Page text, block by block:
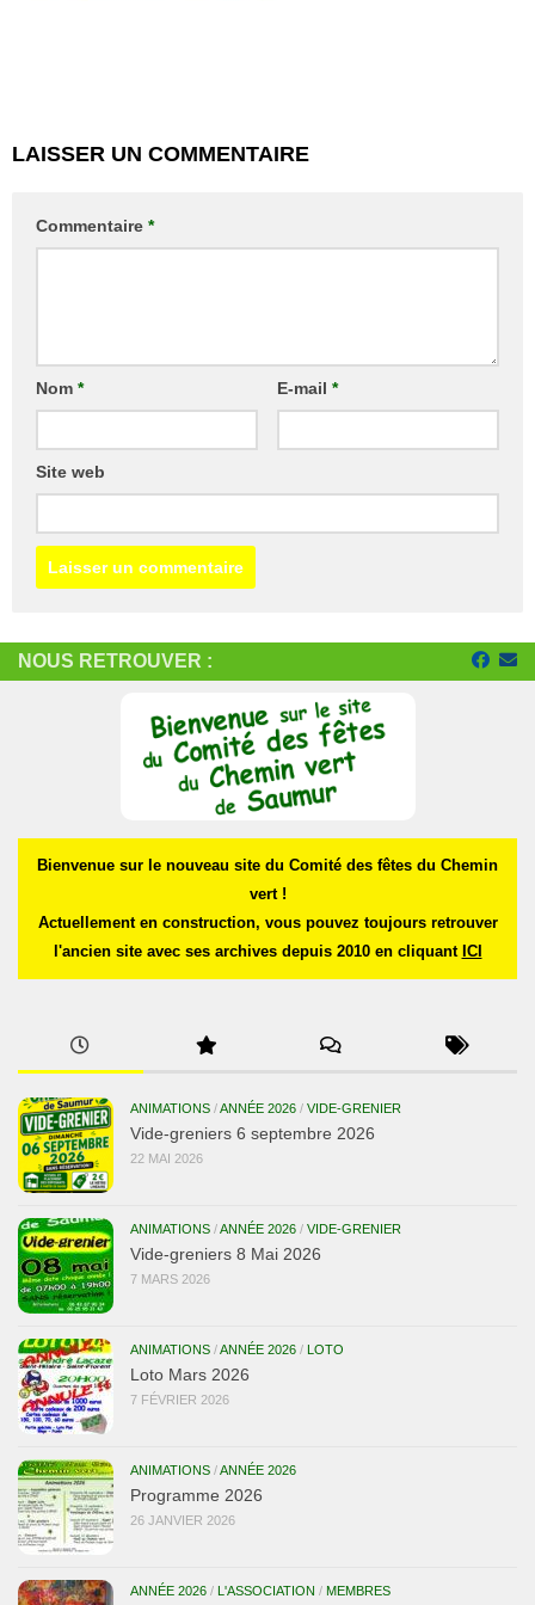
LAISSER UN COMMENTAIRE
Commentaire *
Nom * E-mail *
Site web
NOUS RETROUVER :
Bienvenue sur le nouveau site du Comité des fêtes du Chemin
vert !
Actuellement en construction, vous pouvez toujours retrouver
l'ancien site avec ses archives depuis 2010 en cliquant ICI
ANIMATIONS /ANNÉE 2026 / VIDE-GRENIER
Vide-greniers 6 septembre 2026
22 MAI 2026
ANIMATIONS /ANNÉE 2026 / VIDE-GRENIER
Vide-greniers 8 Mai 2026
7 MARS 2026
ANIMATIONS /ANNÉE 2026 / LOTO
Loto Mars 2026
7 FÉVRIER 2026
ANIMATIONS /ANNÉE 2026
Programme 2026
26 JANVIER 2026
ANNÉE 2026 / L'ASSOCIATION / MEMBRES